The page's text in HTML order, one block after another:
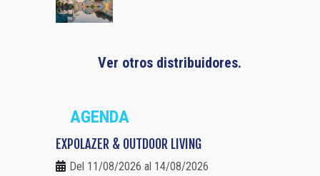
Ver otros distribuidores.
AGENDA
EXPOLAZER & OUTDOOR LIVING
Del 11/08/2026 al 14/08/2026